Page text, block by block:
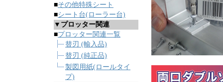
■その他特殊シート
■シート台(ローラー台)
▼プロッター関連
■プロッター関連一覧
替刃 (輸入品)
替刃 (純正品)
製図用紙(ロールタイ
プ)